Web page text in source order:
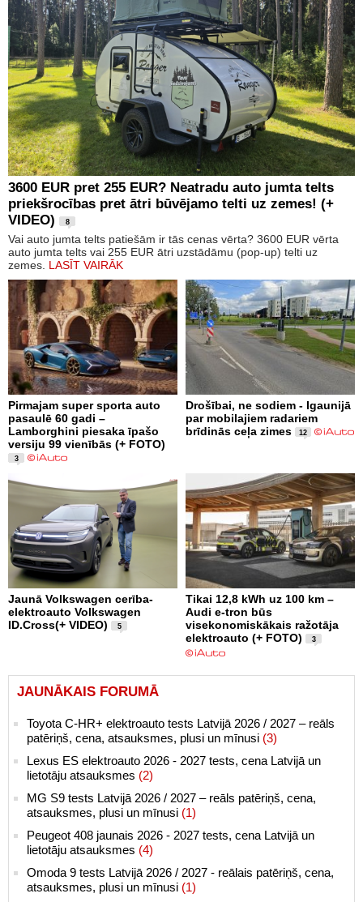
3600 EUR pret 255 EUR? Neatradu auto jumta telts
priekšrocības pret ātri būvējamo telti uz zemes! (+
VIDEO)
8
Vai auto jumta telts patiešām ir tās cenas vērta? 3600 EUR vērta
auto jumta telts vai 255 EUR ātri uzstādāmu (pop-up) telti uz
zemes. LASĪT VAIRĀK
Pirmajam super sporta auto
pasaulē 60 gadi –
Lamborghini piesaka īpašo
versiju 99 vienībās (+ FOTO)
3
Drošībai, ne sodiem - Igaunijā
par mobilajiem radariem
brīdinās ceļa zimes
12
Jaunā Volkswagen cerība-
elektroauto Volkswagen
ID.Cross(+ VIDEO)
5
Tikai 12,8 kWh uz 100 km –
Audi e-tron būs
visekonomiskākais ražotāja
elektroauto (+ FOTO)
3
JAUNĀKAIS FORUMĀ
Toyota C-HR+ elektroauto tests Latvijā 2026 / 2027 – reāls
patēriņš, cena, atsauksmes, plusi un mīnusi (3)
Lexus ES elektroauto 2026 - 2027 tests, cena Latvijā un
lietotāju atsauksmes (2)
MG S9 tests Latvijā 2026 / 2027 – reāls patēriņš, cena,
atsauksmes, plusi un mīnusi (1)
Peugeot 408 jaunais 2026 - 2027 tests, cena Latvijā un
lietotāju atsauksmes (4)
Omoda 9 tests Latvijā 2026 / 2027 - reālais patēriņš, cena,
atsauksmes, plusi un mīnusi (1)